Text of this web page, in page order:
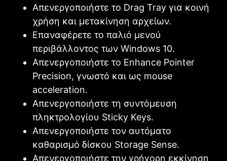
Απενεργοποιήστε το Drag Tray για κοινή
χρήση και μετακίνηση αρχείων.
Επαναφέρετε το παλιό μενού
περιβάλλοντος των Windows 10.
Απενεργοποιήστε το Enhance Pointer
Precision, γνωστό και ως mouse
acceleration.
Απενεργοποιήστε τη συντόμευση
πληκτρολογίου Sticky Keys.
Απενεργοποιήστε τον αυτόματο
καθαρισμό δίσκου Storage Sense.
Απενεργοποιήστε την γρήγορη εκκίνηση